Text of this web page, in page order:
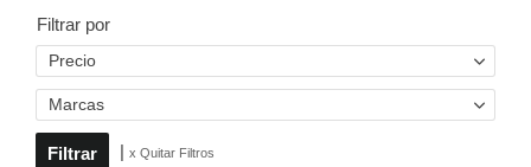
Filtrar por
Precio
Marcas
x Quitar Filtros